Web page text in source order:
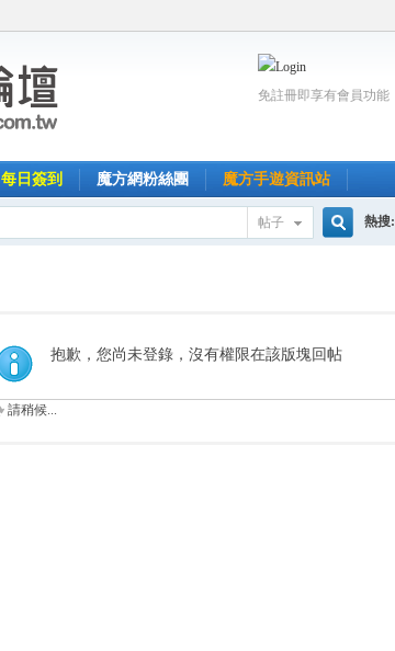
免註冊即享有會員功能
每日簽到 魔方網粉絲團 魔方手遊資訊站
帖子
索
熱搜:
抱歉，您尚未登錄，沒有權限在該版塊回帖
請稍候...